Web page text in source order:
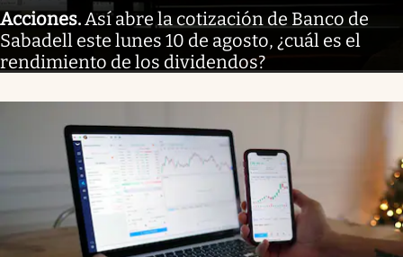
Acciones.Así abre la cotización de Banco de
Sabadell este lunes 10 de agosto, ¿cuál es el
rendimiento de los dividendos?